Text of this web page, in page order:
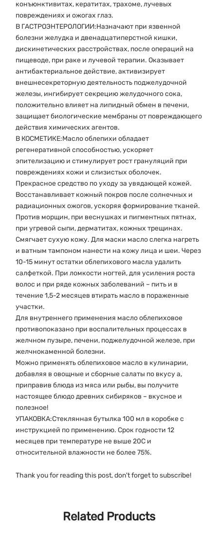
конъюнктивитах, кератитах, трахоме, лучевых
повреждениях и ожогах глаз.
В ГАСТРОЭНТЕРОЛОГИИ:Назначают при язвенной
болезни желудка и двенадцатиперстной кишки,
дискинетических расстройствах, после операций на
пищеводе, при раке и лучевой терапии. Оказывает
антибактериальное действие, активизирует
внешнесекреторную деятельность поджелудочной
железы, ингибирует секрецию желудочного сока,
положительно влияет на липидный обмен в печени,
защищает биологические мембраны от повреждающего
действия химических агентов.
В КОСМЕТИКЕ:Масло облепихи обладает
регенеративной способностью, ускоряет
эпителизацию и стимулирует рост грануляций при
повреждениях кожи и слизистых оболочек.
Прекрасное средство по уходу за увядающей кожей.
Восстанавливает кожный покров после солнечных и
радиационных ожогов, ускоряя формирование тканей.
Против морщин, при веснушках и пигментных пятнах,
при угревой сыпи, дерматитах, кожных трещинах.
Смягчает сухую кожу. Для маски масло слегка нагреть
и ватным тампоном нанести на кожу лица и шеи. Через
10-15 минут остатки облепихового масла удалить
салфеткой. При ломкости ногтей, для усиления роста
волос и при ряде кожных заболеваний – пить и в
течение 1,5-2 месяцев втирать масло в пораженные
участки.
Для внутреннего применения масло облепиховое
противопоказано при воспалительных процессах в
желчном пузыре, печени, поджелудочной железе, при
желчнокаменной болезни.
Можно применять облепиховое масло в кулинарии,
добавляя в овощные и сборные салаты по вкусу а,
приправив блюда из мяса или рыбы, вы получите
настоящее блюдо древних сибиряков – вкусное и
полезное!
УПАКОВКА:Стеклянная бутылка 100 мл в коробке с
инструкцией по применению. Срок годности 12
месяцев при температуре не выше 20С и
относительной влажности не более 75%.
Thank you for reading this post, don't forget to subscribe!
Related Products